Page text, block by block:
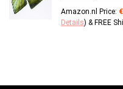
Amazon.nl Price: €
Details) & FREE